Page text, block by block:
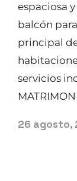
espaciosa
balcón
principal de
servicios
26 agosto,